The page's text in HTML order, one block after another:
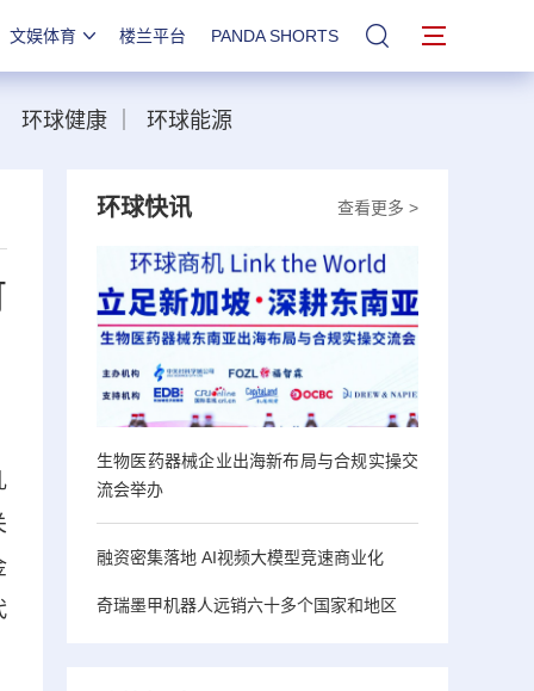
文娱体育 楼兰平台 PANDA SHORTS 站内搜索
环球健康 环球能源
查看更多 >
环球快讯
生物医药器械企业出海新布局与合规实操交
流会举办
融资密集落地 AI视频大模型竞速商业化
奇瑞墨甲机器人远销六十多个国家和地区